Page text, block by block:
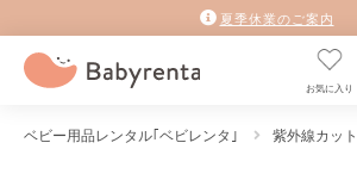
夏季休業のご案内
お気に入り
ベビー用品レンタル｢ベビレンタ｣ 紫外線カット